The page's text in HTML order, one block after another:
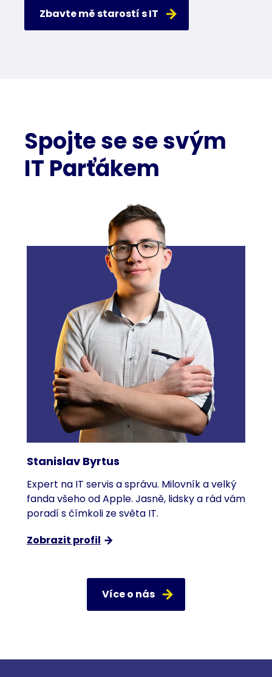
Zbavte mě starostí s IT
Spojte se se svým
IT Parťákem
Stanislav Byrtus
Expert na IT servis a správu. Milovník a velký
fanda všeho od Apple. Jasně, lidsky a rád vám
poradí s čímkoli ze světa IT.
Zobrazit profil
Více o nás